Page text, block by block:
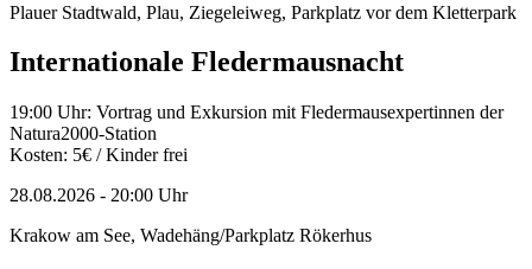
Plauer Stadtwald, Plau, Ziegeleiweg, Parkplatz vor dem Kletterpark
Internationale Fledermausnacht
19:00 Uhr: Vortrag und Exkursion mit Fledermausexpertinnen der
Natura2000-Station
Kosten: 5€ / Kinder frei
28.08.2026 - 20:00 Uhr
Krakow am See, Wadehäng/Parkplatz Rökerhus